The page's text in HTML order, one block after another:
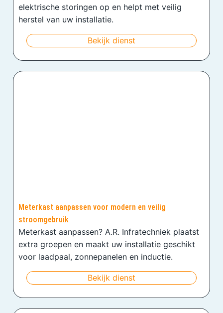
elektrische storingen op en helpt met veilig
herstel van uw installatie.
Bekijk dienst
Meterkast aanpassen voor modern en veilig
stroomgebruik
Meterkast aanpassen? A.R. Infratechniek plaatst
extra groepen en maakt uw installatie geschikt
voor laadpaal, zonnepanelen en inductie.
Bekijk dienst